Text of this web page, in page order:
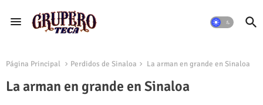
Página Principal Perdidos de Sinaloa La arman en grande en Sinaloa
La arman en grande en Sinaloa